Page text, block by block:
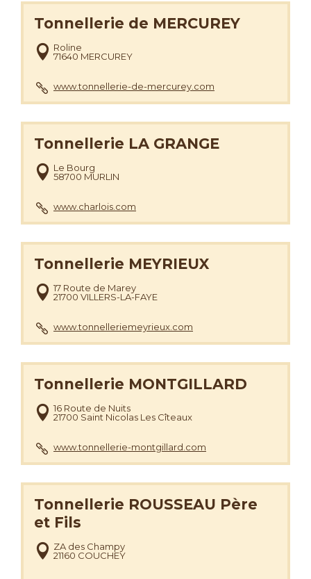
Tonnellerie de MERCUREY
Roline
71640 MERCUREY
www.tonnellerie-de-mercurey.com
Tonnellerie LA GRANGE
Le Bourg
58700 MURLIN
www.charlois.com
Tonnellerie MEYRIEUX
17 Route de Marey
21700 VILLERS-LA-FAYE
www.tonnelleriemeyrieux.com
Tonnellerie MONTGILLARD
16 Route de Nuits
21700 Saint Nicolas Les Cîteaux
www.tonnellerie-montgillard.com
Tonnellerie ROUSSEAU Père
et Fils
ZA des Champy
21160 COUCHEY